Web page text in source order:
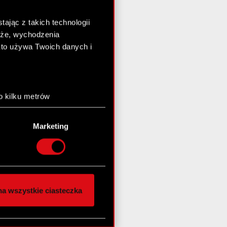
z takich technologii
wychodzenia
używa Twoich danych i
kilku metrów
(fingerprinting,
preferencje w
chwili.
i
innymi danymi
z naszej witryny,
Marketing
wszystkie ciasteczka